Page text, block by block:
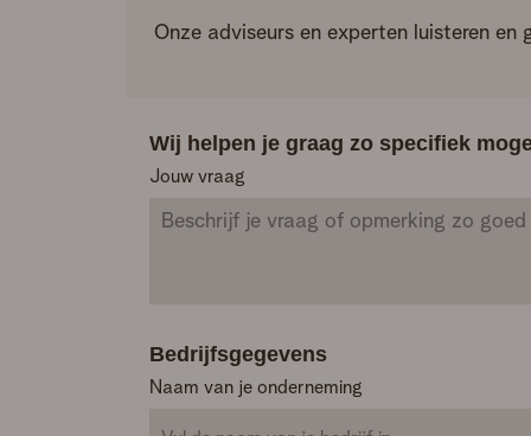
Onze adviseurs en experten luisteren
Wij helpen je graag zo specifiek
Jouw vraag
Bedrijfsgegevens
Naam van je onderneming